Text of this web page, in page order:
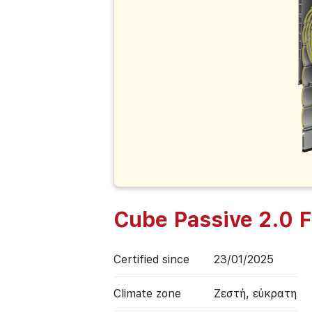
Cube Passive 2.0
Certified since 23/01/2025
Climate zone Ζεστή, εύκρατη